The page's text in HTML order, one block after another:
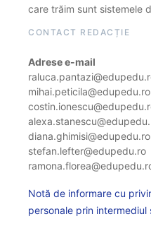
care trăim sunt sistemele
CONTACT REDACȚIE
Adrese e-mail
mihai.peticila@edupedu.ro
diana.ghimisi@edupedu.ro
stefan.lefter@edupedu.ro
Notă de informare cu
personale prin intermediul